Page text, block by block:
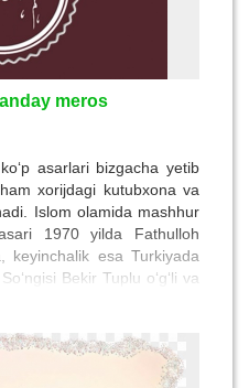
meros
asarlari bizgacha yetib
xorijdagi kutubxona va
Islom olamida mashhur
1970 yilda Fathulloh
keyinchalik esa Turkiyada
Bekir Tuplu o‘g‘li va